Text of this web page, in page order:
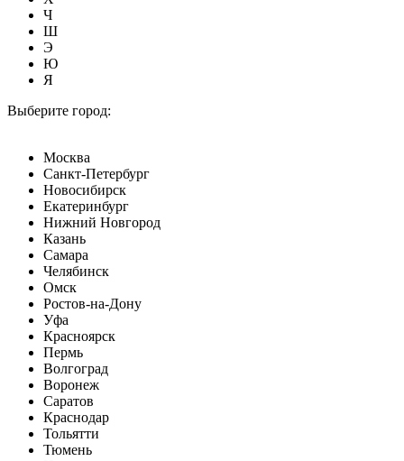
Ч
Ш
Э
Ю
Я
Выберите город:
Москва
Санкт-Петербург
Новосибирск
Екатеринбург
Нижний Новгород
Казань
Самара
Челябинск
Омск
Ростов-на-Дону
Уфа
Красноярск
Пермь
Волгоград
Воронеж
Саратов
Краснодар
Тольятти
Тюмень